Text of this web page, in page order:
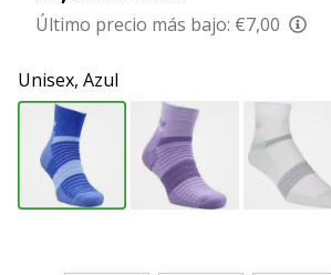
consejos
ayudarán
a
elegir
regalo
perfecto!
Encuentra…
Último precio más bajo: €7,00
Unisex, Azul